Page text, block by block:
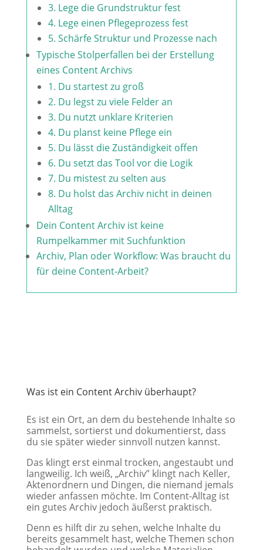
​3. Lege die Grundstruktur fest
​4. Lege einen Pflegeprozess fest
5. Schärfe Struktur und Prozesse nach
​Typische Stolperfallen bei der Erstellung
eines Content Archivs
1. Du startest zu groß
2. Du legst zu viele Felder an
3. Du nutzt unklare Kriterien
4. Du planst keine Pflege ein
5. Du lässt die Zuständigkeit offen
6. Du setzt das Tool vor die Logik
7. Du mistest zu selten aus
8. Du holst das Archiv nicht in deinen
Alltag
Dein Content Archiv ist keine
Rumpelkammer mit Suchfunktion
Archiv, Plan oder Workflow: Was braucht du
für deine Content-Arbeit?
Was ist ein Content Archiv überhaupt?
Es ist ein Ort, an dem du bestehende Inhalte so
sammelst, sortierst und dokumentierst, dass
du sie später wieder sinnvoll nutzen kannst.
Das klingt erst einmal trocken, angestaubt und
langweilig. Ich weiß, „Archiv” klingt nach Keller,
Aktenordnern und Dingen, die niemand jemals
wieder anfassen möchte. Im Content-Alltag ist
ein gutes Archiv jedoch äußerst praktisch.
Denn es hilft dir zu sehen, welche Inhalte du
bereits gesammelt hast, welche Themen schon